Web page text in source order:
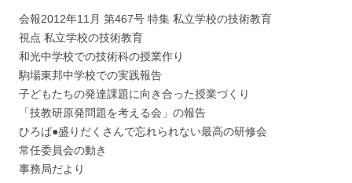
会報2012年11月 第467号 特集 私立学校の技術教育
視点 私立学校の技術教育
和光中学校での技術科の授業作り
駒場東邦中学校での実践報告
子どもたちの発達課題に向き合った授業づくり
「技教研原発問題を考える会」の報告
ひろば●盛りだくさんで忘れられない最高の研修会
常任委員会の動き
事務局だより